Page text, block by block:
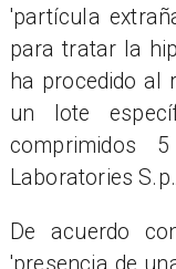
'partícula
para tratar la
ha procedido al
un lote
comprimidos
Laboratories
De acuerdo
'presencia de